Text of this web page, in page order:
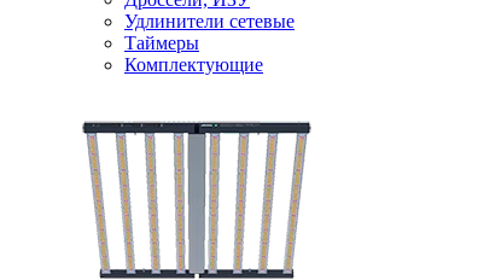
Удлинители сетевые
Таймеры
Комплектующие